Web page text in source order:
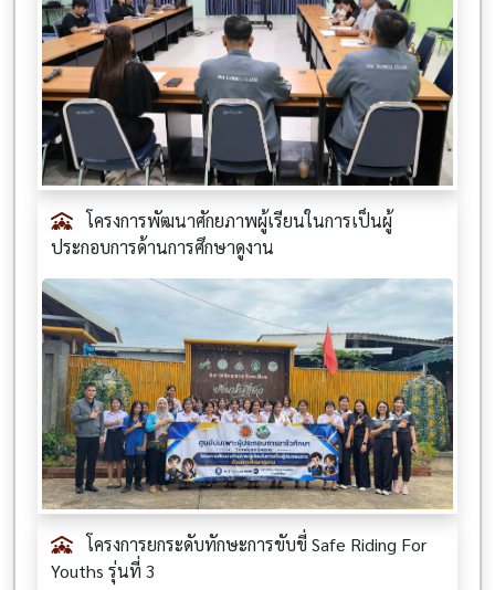
โครงการพัฒนาศักยภาพผู้เรียนในการเป็นผู้
ประกอบการด้านการศึกษาดูงาน
โครงการยกระดับทักษะการขับขี่ Safe Riding For
Youths รุ่นที่ 3